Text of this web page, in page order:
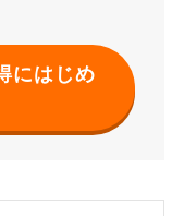
にはじめ